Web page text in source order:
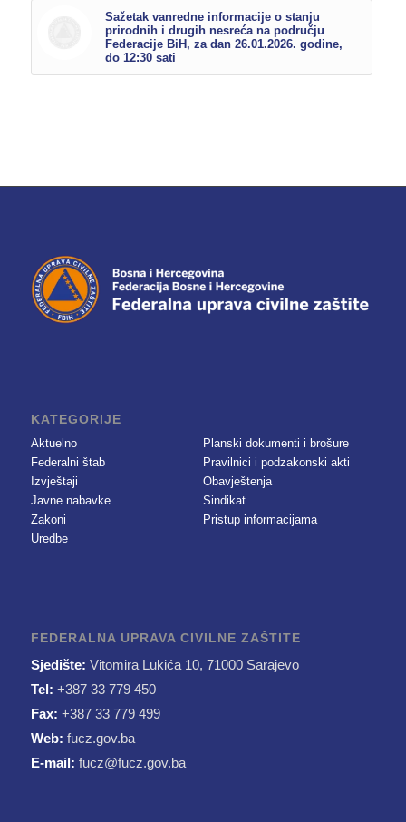
Sažetak vanredne informacije o stanju
prirodnih i drugih nesreća na području
Federacije BiH, za dan 26.01.2026. godine,
do 12:30 sati
KATEGORIJE
Aktuelno
Federalni štab
Izvještaji
Javne nabavke
Zakoni
Uredbe
Planski dokumenti i brošure
Pravilnici i podzakonski akti
Obavještenja
Sindikat
Pristup informacijama
FEDERALNA UPRAVA CIVILNE ZAŠTITE
Sjedište: Vitomira Lukića 10, 71000 Sarajevo
Tel: +387 33 779 450
Fax: +387 33 779 499
Web: fucz.gov.ba
E-mail: fucz@fucz.gov.ba